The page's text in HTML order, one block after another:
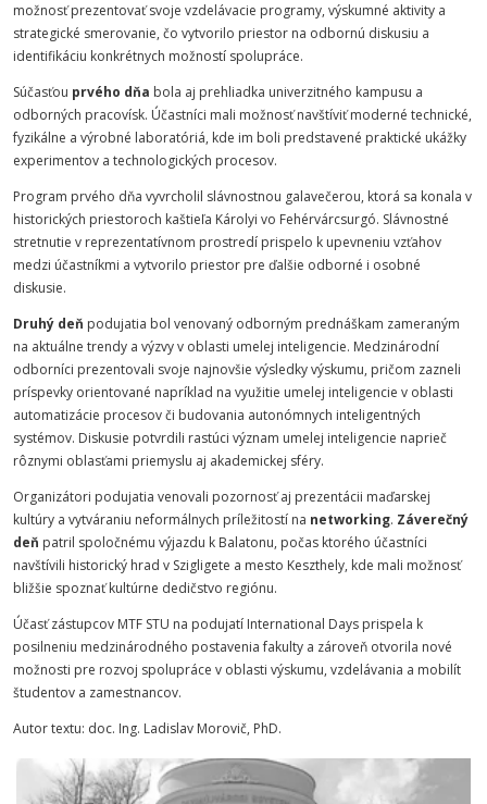
možnosť prezentovať svoje vzdelávacie programy, výskumné aktivity a
strategické smerovanie, čo vytvorilo priestor na odbornú diskusiu a
identifikáciu konkrétnych možností spolupráce.
Súčasťou prvého dňa bola aj prehliadka univerzitného kampusu a
odborných pracovísk. Účastníci mali možnosť navštíviť moderné technické,
fyzikálne a výrobné laboratóriá, kde im boli predstavené praktické ukážky
experimentov a technologických procesov.
Program prvého dňa vyvrcholil slávnostnou galavečerou, ktorá sa konala v
historických priestoroch kaštieľa Károlyi vo Fehérvárcsurgó. Slávnostné
stretnutie v reprezentatívnom prostredí prispelo k upevneniu vzťahov
medzi účastníkmi a vytvorilo priestor pre ďalšie odborné i osobné
diskusie.
Druhý deň podujatia bol venovaný odborným prednáškam zameraným
na aktuálne trendy a výzvy v oblasti umelej inteligencie. Medzinárodní
odborníci prezentovali svoje najnovšie výsledky výskumu, pričom zazneli
príspevky orientované napríklad na využitie umelej inteligencie v oblasti
automatizácie procesov či budovania autonómnych inteligentných
systémov. Diskusie potvrdili rastúci význam umelej inteligencie naprieč
rôznymi oblasťami priemyslu aj akademickej sféry.
Organizátori podujatia venovali pozornosť aj prezentácii maďarskej
kultúry a vytváraniu neformálnych príležitostí na networking. Záverečný
deň patril spoločnému výjazdu k Balatonu, počas ktorého účastníci
navštívili historický hrad v Szigligete a mesto Keszthely, kde mali možnosť
bližšie spoznať kultúrne dedičstvo regiónu.
Účasť zástupcov MTF STU na podujatí International Days prispela k
posilneniu medzinárodného postavenia fakulty a zároveň otvorila nové
možnosti pre rozvoj spolupráce v oblasti výskumu, vzdelávania a mobilít
študentov a zamestnancov.
Autor textu: doc. Ing. Ladislav Morovič, PhD.